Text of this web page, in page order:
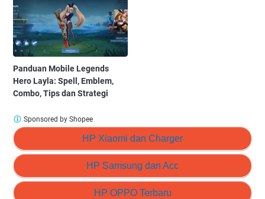
Panduan Mobile Legends
Hero Layla: Spell, Emblem,
Combo, Tips dan Strategi
HP Xiaomi dan Charger
HP Samsung dan Acc
HP OPPO Terbaru
Sponsored by Shopee